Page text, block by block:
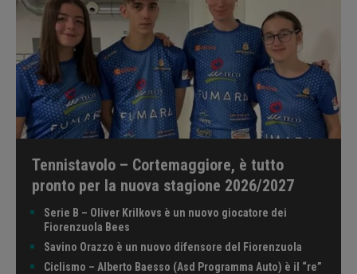
Tennistavolo – Cortemaggiore, è tutto
pronto per la nuova stagione 2026/2027
Serie B – Oliver Krilkovs è un nuovo giocatore dei
Fiorenzuola Bees
Savino Orazzo è un nuovo difensore del Fiorenzuola
Ciclismo – Alberto Baesso (Asd Programma Auto) è il “re”